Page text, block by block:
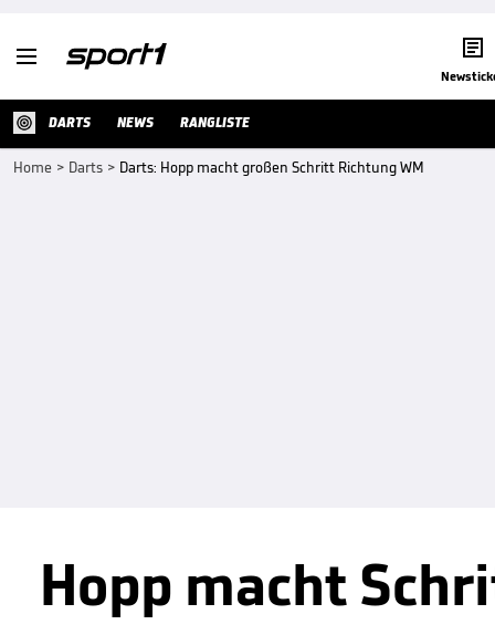
 
DARTS NEWS RANGLISTE
Home > Darts > Darts: Hopp macht großen Schritt Richtung WM
Hopp macht